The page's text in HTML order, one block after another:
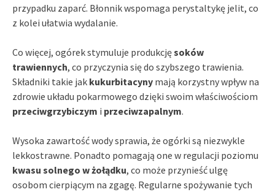
przypadku zaparć. Błonnik wspomaga perystaltykę jelit, co
z kolei ułatwia wydalanie.
Co więcej, ogórek stymuluje produkcjęsoków
trawiennych, co przyczynia się do szybszego trawienia.
Składniki takie jak kukurbitacyny mają korzystny wpływ na
zdrowie układu pokarmowego dzięki swoim właściwościom
przeciwgrzybiczym i przeciwzapalnym.
Wysoka zawartość wody sprawia, że ogórki są niezwykle
lekkostrawne. Ponadto pomagają one w regulacji poziomu
kwasu solnego w żołądku, co może przynieść ulgę
osobom cierpiącym na zgagę. Regularne spożywanie tych